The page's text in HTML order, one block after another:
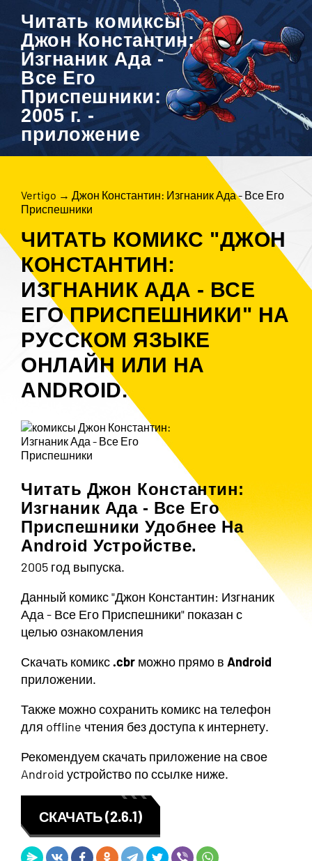
Читать комиксы
Джон Константин:
Изгнаник Ада -
Все Его
Приспешники:
2005 г. -
приложение
Vertigo → Джон Константин: Изгнаник Ада - Все Его
Приспешники
ЧИТАТЬ КОМИКС "ДЖОН
КОНСТАНТИН:
ИЗГНАНИК АДА - ВСЕ
ЕГО ПРИСПЕШНИКИ" НА
РУССКОМ ЯЗЫКЕ
ОНЛАЙН ИЛИ НА
ANDROID.
Читать Джон Константин:
Изгнаник Ада - Все Его
Приспешники Удобнее На
Android Устройстве.
2005 год выпуска.
Данный комикс "Джон Константин: Изгнаник
Ада - Все Его Приспешники" показан с
целью ознакомления
Скачать комикс.cbr можно прямо в Android
приложении.
Также можно сохранить комикс на телефон
для offline чтения без доступа к интернету.
Рекомендуем скачать приложение на свое
Android устройство по ссылке ниже.
СКАЧАТЬ (2.6.1)